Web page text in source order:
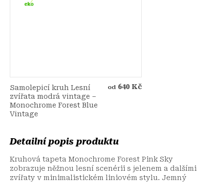
Samolepicí kruh Lesní
zvířata modrá vintage –
Monochrome Forest Blue
Vintage
od 640 Kč
Detailní popis produktu
Kruhová tapeta Monochrome Forest Pink Sky
zobrazuje něžnou lesní scenérii s jelenem a dalšími
zvířaty v minimalistickém liniovém stylu. Jemný